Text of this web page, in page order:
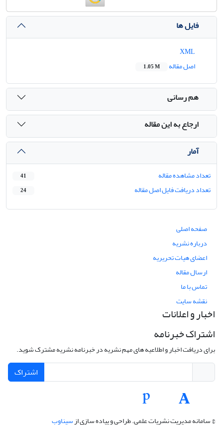
فایل ها
اصل مقاله
1.05 M
هم رسانی
ارجاع به این مقاله
آمار
تعداد مشاهده مقاله 41
تعداد دریافت فایل اصل مقاله 24
صفحه اصلی
درباره نشریه
اعضای هیات تحریریه
ارسال مقاله
تماس با ما
نقشه سایت
اخبار و اعلانات
اشتراک خبرنامه
برای دریافت اخبار و اطلاعیه های مهم نشریه در خبرنامه نشریه مشترک شوید.
اشتراک
© سامانه مدیریت نشریات علمی.طراحی و پیاده سازی ازسیناوب